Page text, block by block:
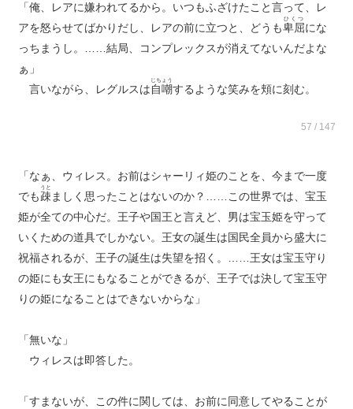
「俺、レアに嫌われてるから。いつもふざけたこと言って、レ
アを怒らせてばかりだし、レアの前に立つと、どうも卑屈
ひくつ
にな
っちまうし。……結局、コンプレックスが消えてないんだよな
ぁ」
言いながら、レグルスは自嘲
じちょう
するような笑みを頬に刻む。
57 / 147
「なぁ、ウィレス。お前はシャーリィ姫のことを、今まで一度
でも疎
うと
ましく思ったことはないのか？……この世界では、宝玉
姫が全ての中心だ。王子や国王と言えど、男は宝玉姫を守って
いくための道具でしかない。王女の誕生は国民全員から盛大に
祝福されるが、王子の誕生は失望を招く。……王女は宝玉守り
の姫にも女王にもなることができるが、王子では決して宝玉守
りの姫になることはできないからな」
「無いな」
ウィレスは即答した。
「すまないが、この件に関しては、お前に同意してやることが